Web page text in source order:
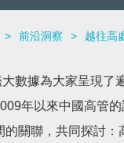
> 前沿洞察 > 越往高
大數據為大家呈現了
年以來中國高管
的關聯，共同探討：